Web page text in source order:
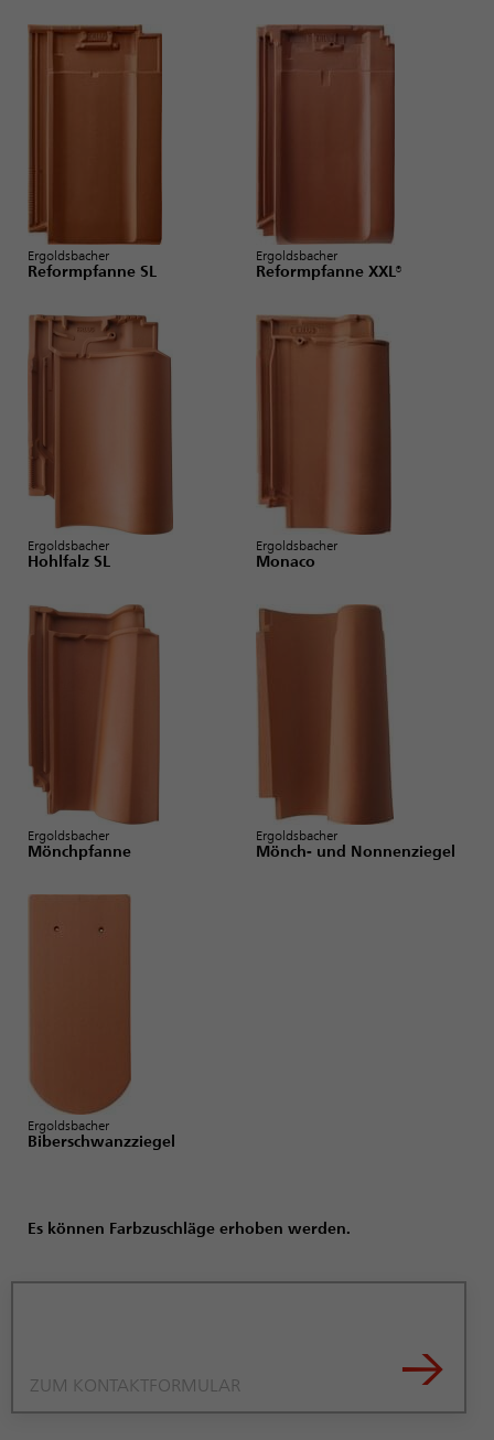
Ergoldsbacher
Reformpfanne SL
Ergoldsbacher
Reformpfanne XXL®
Ergoldsbacher
Hohlfalz SL
Ergoldsbacher
Monaco
Ergoldsbacher
Mönchpfanne
Ergoldsbacher
Mönch- und Nonnenziegel
Ergoldsbacher
Biberschwanzziegel
Es können Farbzuschläge erhoben werden.
ZUM KONTAKTFORMULAR →